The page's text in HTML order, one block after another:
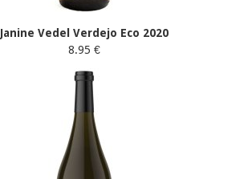
Janine Vedel Verdejo Eco 2020
8.95 €